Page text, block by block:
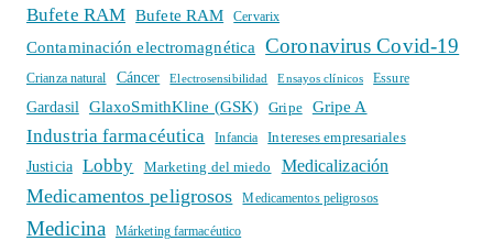
Bufete RAM Bufete RAM Cervarix
Contaminación electromagnética Coronavirus Covid-19
Crianza natural Cáncer Electrosensibilidad Ensayos clínicos Essure
Gardasil GlaxoSmithKline (GSK) Gripe Gripe A
Industria farmacéutica Infancia
Intereses empresariales
Justicia
Lobby Marketing del miedo Medicalización
Medicamentos peligrosos Medicamentos peligrosos
Medicina Márketing farmacéutico